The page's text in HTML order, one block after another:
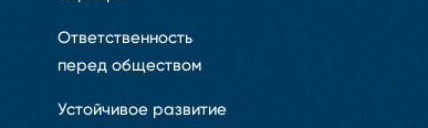
Ответственность
перед обществом
Устойчивое развитие